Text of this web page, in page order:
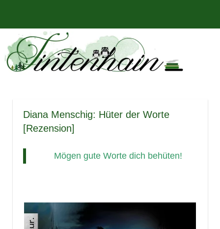
springen
Tintenhain
–
Der
Rezensionen
und
mehr
Diana Menschig: Hüter der Worte
[Rezension]
Mögen gute Worte dich behüten!